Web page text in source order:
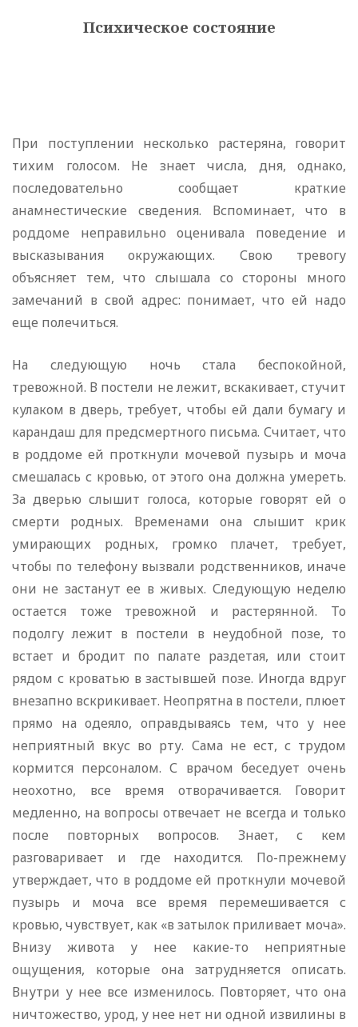
Психическое состояние
При поступлении несколько растеряна, говорит
тихим голосом. Не знает числа, дня, однако,
последовательно сообщает краткие
анамнестические сведения. Вспоминает, что в
роддоме неправильно оценивала поведение и
высказывания окружающих. Свою тревогу
объясняет тем, что слышала со стороны много
замечаний в свой адрес: понимает, что ей надо
еще полечиться.
На следующую ночь стала беспокойной,
тревожной. В постели не лежит, вскакивает, стучит
кулаком в дверь, требует, чтобы ей дали бумагу и
карандаш для предсмертного письма. Считает, что
в роддоме ей проткнули мочевой пузырь и моча
смешалась с кровью, от этого она должна умереть.
За дверью слышит голоса, которые говорят ей о
смерти родных. Временами она слышит крик
умирающих родных, громко плачет, требует,
чтобы по телефону вызвали родственников, иначе
они не застанут ее в живых. Следующую неделю
остается тоже тревожной и растерянной. То
подолгу лежит в постели в неудобной позе, то
встает и бродит по палате раздетая, или стоит
рядом с кроватью в застывшей позе. Иногда вдруг
внезапно вскрикивает. Неопрятна в постели, плюет
прямо на одеяло, оправдываясь тем, что у нее
неприятный вкус во рту. Сама не ест, с трудом
кормится персоналом. С врачом беседует очень
неохотно, все время отворачивается. Говорит
медленно, на вопросы отвечает не всегда и только
после повторных вопросов. Знает, с кем
разговаривает и где находится. По-прежнему
утверждает, что в роддоме ей проткнули мочевой
пузырь и моча все время перемешивается с
кровью, чувствует, как «в затылок приливает моча».
Внизу живота у нее какие-то неприятные
ощущения, которые она затрудняется описать.
Внутри у нее все изменилось. Повторяет, что она
ничтожество, урод, у нее нет ни одной извилины в